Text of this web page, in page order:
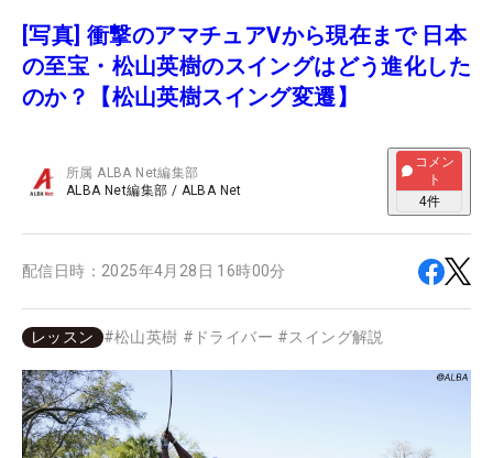
[写真] 衝撃のアマチュアVから現在まで 日本
の至宝・松山英樹のスイングはどう進化した
のか？【松山英樹スイング変遷】
所属ALBA Net編集部
ALBA Net編集部 / ALBA Net
コメン
ト
4件
配信日時： 2025年4月28日 16時00分
レッスン #松山英樹 # ドライバー #スイング解説